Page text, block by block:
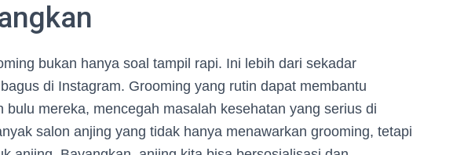
bukan hanya soal tampil rapi. Ini lebih dari sekadar
di Instagram. Grooming yang rutin dapat membantu
bulu mereka, mencegah masalah kesehatan yang serius di
salon anjing yang tidak hanya menawarkan grooming, tetapi